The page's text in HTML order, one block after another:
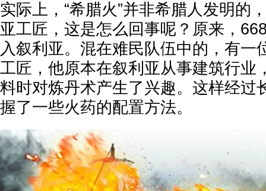
实际上，“希腊火”并非希腊人发明的
亚工匠，这是怎么回事呢？原来，
入叙利亚。混在难民队伍中的，有一
工匠，他原本在叙利亚从事建筑行业
料时对炼丹术产生了兴趣。这样经过
握了一些火药的配置方法。